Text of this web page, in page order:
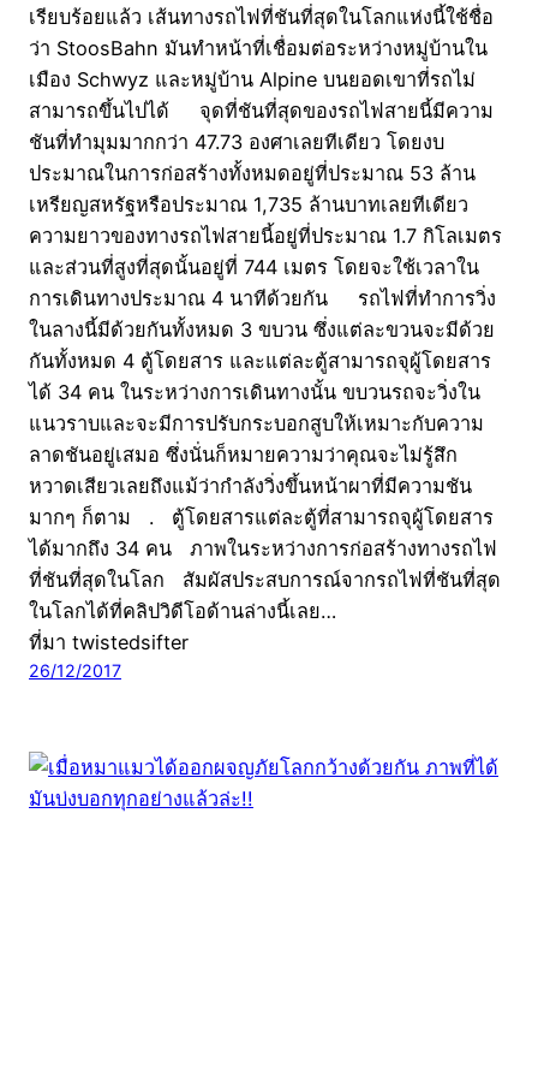
เรียบร้อยแล้ว เส้นทางรถไฟที่ชันที่สุดในโลกแห่งนี้ใช้ชื่อ
ว่า StoosBahn มันทำหน้าที่เชื่อมต่อระหว่างหมู่บ้านใน
เมือง Schwyz และหมู่บ้าน Alpine บนยอดเขาที่รถไม่
สามารถขึ้นไปได้ จุดที่ชันที่สุดของรถไฟสายนี้มีความ
ชันที่ทำมุมมากกว่า 47.73 องศาเลยทีเดียว โดยงบ
ประมาณในการก่อสร้างทั้งหมดอยู่ที่ประมาณ 53 ล้าน
เหรียญสหรัฐหรือประมาณ 1,735 ล้านบาทเลยทีเดียว
ความยาวของทางรถไฟสายนี้อยู่ที่ประมาณ 1.7 กิโลเมตร
และส่วนที่สูงที่สุดนั้นอยู่ที่ 744 เมตร โดยจะใช้เวลาใน
การเดินทางประมาณ 4 นาทีด้วยกัน รถไฟที่ทำการวิ่ง
ในลางนี้มีด้วยกันทั้งหมด 3 ขบวน ซึ่งแต่ละขวนจะมีด้วย
กันทั้งหมด 4 ตู้โดยสาร และแต่ละตู้สามารถจุผู้โดยสาร
ได้ 34 คน ในระหว่างการเดินทางนั้น ขบวนรถจะวิ่งใน
แนวราบและจะมีการปรับกระบอกสูบให้เหมาะกับความ
ลาดชันอยู่เสมอ ซึ่งนั่นก็หมายความว่าคุณจะไม่รู้สึก
หวาดเสียวเลยถึงแม้ว่ากำลังวิ่งขึ้นหน้าผาที่มีความชัน
มากๆ ก็ตาม . ตู้โดยสารแต่ละตู้ที่สามารถจุผู้โดยสาร
ได้มากถึง 34 คน ภาพในระหว่างการก่อสร้างทางรถไฟ
ที่ชันที่สุดในโลก สัมผัสประสบการณ์จากรถไฟที่ชันที่สุด
ในโลกได้ที่คลิปวิดีโอด้านล่างนี้เลย…
ที่มา twistedsifter
26/12/2017